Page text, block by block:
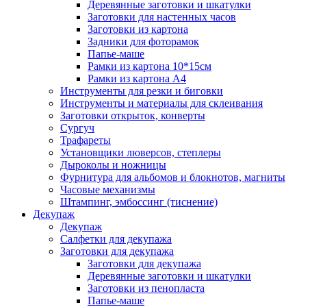
Деревянные заготовки и шкатулки
Заготовки для настенных часов
Заготовки из картона
Задники для фоторамок
Папье-маше
Рамки из картона 10*15см
Рамки из картона А4
Инструменты для резки и биговки
Инструменты и материалы для склеивания
Заготовки открыток, конверты
Сургуч
Трафареты
Установщики люверсов, степлеры
Дыроколы и ножницы
Фурнитура для альбомов и блокнотов, магниты
Часовые механизмы
Штампинг, эмбоссинг (тиснение)
Декупаж
Декупаж
Салфетки для декупажа
Заготовки для декупажа
Заготовки для декупажа
Деревянные заготовки и шкатулки
Заготовки из пенопласта
Папье-маше